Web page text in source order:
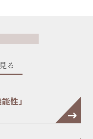
る
性」